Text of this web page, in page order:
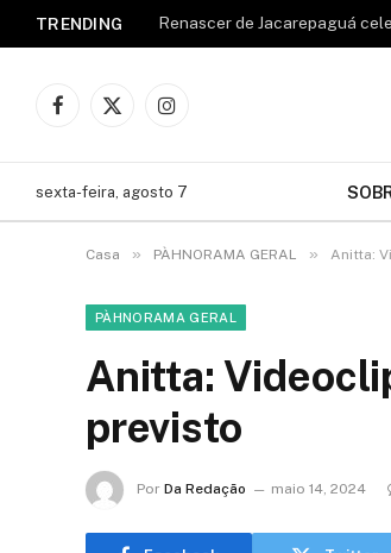
TRENDING
Facebook
X
Instagram
sexta-feira, agosto 7
Casa » PÀHNORAMA GERAL » Anitta:
PÀHNORAMA GERAL
Anitta:
previsto
Por Da Redação maio 14, 2024